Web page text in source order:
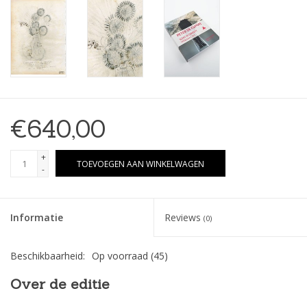
€640,00
+
-
TOEVOEGEN AAN WINKELWAGEN
Informatie Reviews (0)
Beschikbaarheid: Op voorraad (45)
Over de editie